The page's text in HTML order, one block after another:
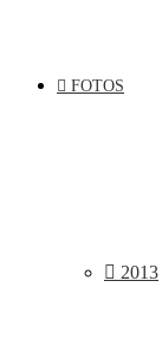
FOTOS
2013